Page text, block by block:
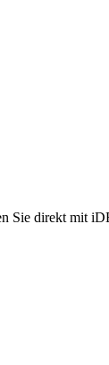
Sie direkt mit